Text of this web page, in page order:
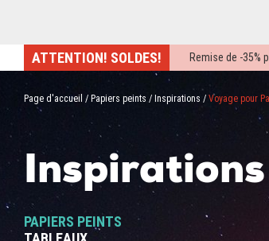
ATTENTION! SOLDES! Remise de -35%
Page d'accueil / Papiers peints / Inspirations / Voyage pour
Inspirations
PAPIERS PEINTS